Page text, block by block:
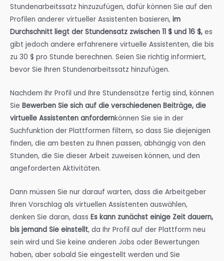
Stundenarbeitssatz hinzuzufügen, dafür können Sie auf den
Profilen anderer virtueller Assistenten basieren, im
Durchschnitt liegt der Stundensatz zwischen 11 $ und 16 $, es
gibt jedoch andere erfahrenere virtuelle Assistenten, die bis
zu 30 $ pro Stunde berechnen. Seien Sie richtig informiert,
bevor Sie Ihren Stundenarbeitssatz hinzufügen.
Nachdem Ihr Profil und Ihre Stundensätze fertig sind, können
Sie Bewerben Sie sich auf die verschiedenen Beiträge, die
virtuelle Assistenten anfordernkönnen Sie sie in der
Suchfunktion der Plattformen filtern, so dass Sie diejenigen
finden, die am besten zu Ihnen passen, abhängig von den
Stunden, die Sie dieser Arbeit zuweisen können, und den
angeforderten Aktivitäten.
Dann müssen Sie nur darauf warten, dass die Arbeitgeber
Ihren Vorschlag als virtuellen Assistenten auswählen,
denken Sie daran, dass Es kann zunächst einige Zeit dauern,
bis jemand Sie einstellt, da Ihr Profil auf der Plattform neu
sein wird und Sie keine anderen Jobs oder Bewertungen
haben, aber sobald Sie eingestellt werden und Sie